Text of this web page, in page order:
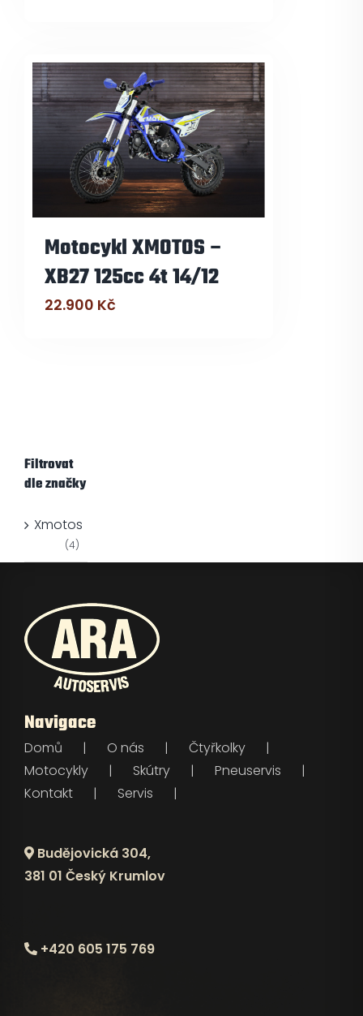
Motocykl XMOTOS –
XB27 125cc 4t 14/12
22.900 Kč
Filtrovat
dle značky
Xmotos
(4)
Navigace
Domů O nás
Čtyřkolky
Motocykly
Skútry
Pneuservis
Kontakt
Servis
Budějovická 304,
381 01 Český Krumlov
+420 605 175 769